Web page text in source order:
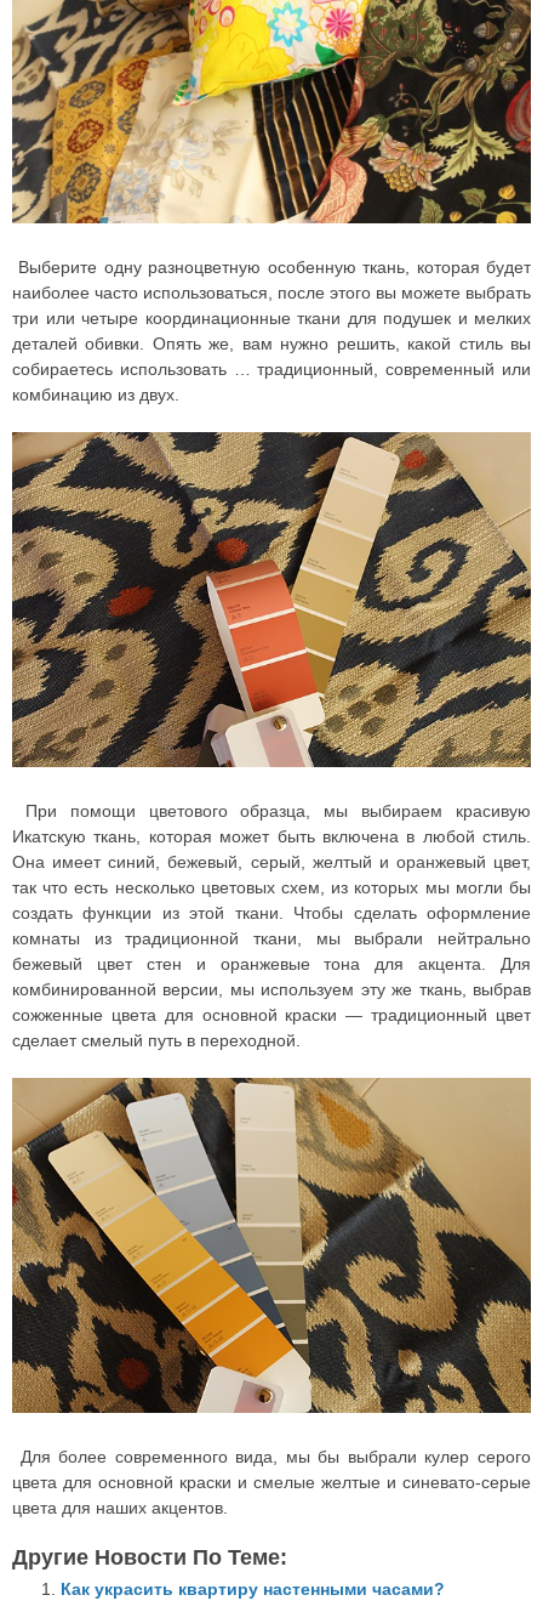
Выберите одну разноцветную особенную ткань, которая будет
наиболее часто использоваться, после этого вы можете выбрать
три или четыре координационные ткани для подушек и мелких
деталей обивки. Опять же, вам нужно решить, какой стиль вы
собираетесь использовать … традиционный, современный или
комбинацию из двух.
При помощи цветового образца, мы выбираем красивую
Икатскую ткань, которая может быть включена в любой стиль.
Она имеет синий, бежевый, серый, желтый и оранжевый цвет,
так что есть несколько цветовых схем, из которых мы могли бы
создать функции из этой ткани. Чтобы сделать оформление
комнаты из традиционной ткани, мы выбрали нейтрально
бежевый цвет стен и оранжевые тона для акцента. Для
комбинированной версии, мы используем эту же ткань, выбрав
сожженные цвета для основной краски — традиционный цвет
сделает смелый путь в переходной.
Для более современного вида, мы бы выбрали кулер серого
цвета для основной краски и смелые желтые и синевато-серые
цвета для наших акцентов.
Другие Новости По Теме:
Как украсить квартиру настенными часами?